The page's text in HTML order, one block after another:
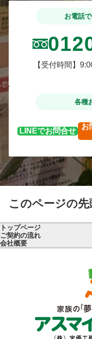
お電話
【受付時間】
各種
LINEでお問合せ
お
このページの先
トップページ
ご契約の流れ
会社概要